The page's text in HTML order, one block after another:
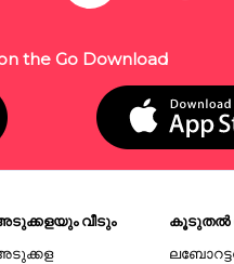
the Go Download
വീടും
കൂടുതൽ